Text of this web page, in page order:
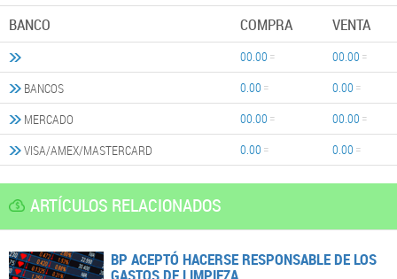
BANCO COMPRA VENTA
00.00
00.00
BANCOS
0.00
0.00
MERCADO
00.00
00.00
VISA/AMEX/MASTERCARD
0.00 0.00
ARTÍCULOS RELACIONADOS
BP ACEPTÓ HACERSE RESPONSABLE DE LOS